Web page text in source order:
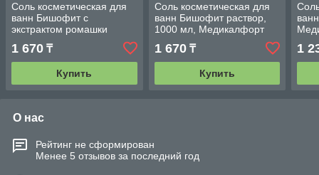
Соль косметическая для
ванн Бишофит с
экстрактом ромашки
раствор, 1000 мл
Медикалфорт Трейд.
Беларусь.
1 670 ₸
Купить
Соль косметическая для
ванн Бишофит раствор,
1000 мл, Медикалфорт
Трейд. Беларусь.
1 670₸
Купить
1
О нас
Рейтинг не сформирован
Менее 5 отзывов за последний год